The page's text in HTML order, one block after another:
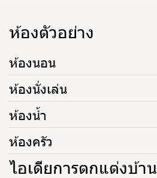
ห้องตัวอย่าง
ห้องนอน
ห้องนั่งเล่น
ห้องน้ำ
ห้องครัว
ไอเดียการตกแต่งบ้าน